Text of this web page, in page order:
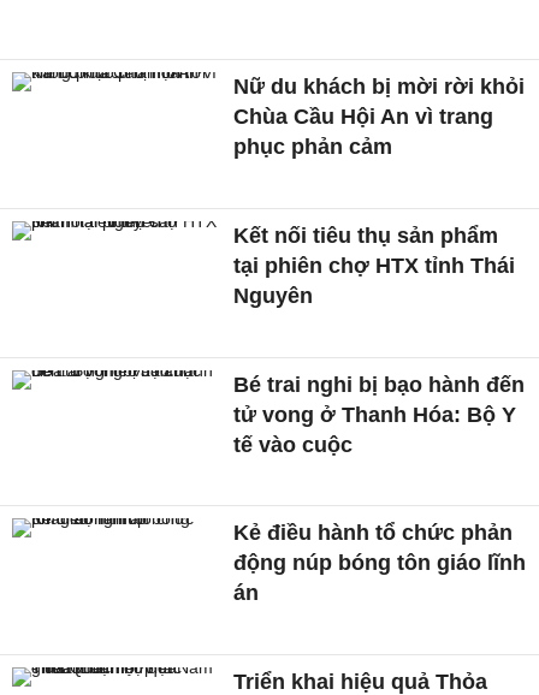
Nữ du khách bị mời rời khỏi
Chùa Cầu Hội An vì trang
phục phản cảm
Kết nối tiêu thụ sản phẩm
tại phiên chợ HTX tỉnh Thái
Nguyên
Bé trai nghi bị bạo hành đến
tử vong ở Thanh Hóa: Bộ Y
tế vào cuộc
Kẻ điều hành tổ chức phản
động núp bóng tôn giáo lĩnh
án
Triển khai hiệu quả Thỏa